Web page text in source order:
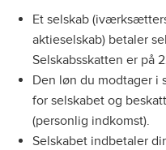
Et selskab
aktieselskab) betaler
Selskabsskatten er på
Den løn du modtager i
for selskabet og
(personlig indkomst).
Selskabet indbetaler